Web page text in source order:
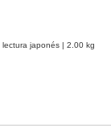
japonés | 2.00 kg